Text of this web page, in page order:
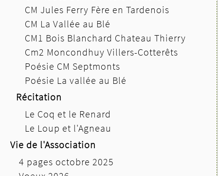
CM Jules Ferry Fère en Tardenois
CM La Vallée au Blé
CM1 Bois Blanchard Chateau Thierry
Cm2 Moncondhuy Villers-Cotterêts
Poésie CM Septmonts
Poésie La vallée au Blé
Récitation
Le Coq et le Renard
Le Loup et l'Agneau
Vie de l'Association
4 pages octobre 2025